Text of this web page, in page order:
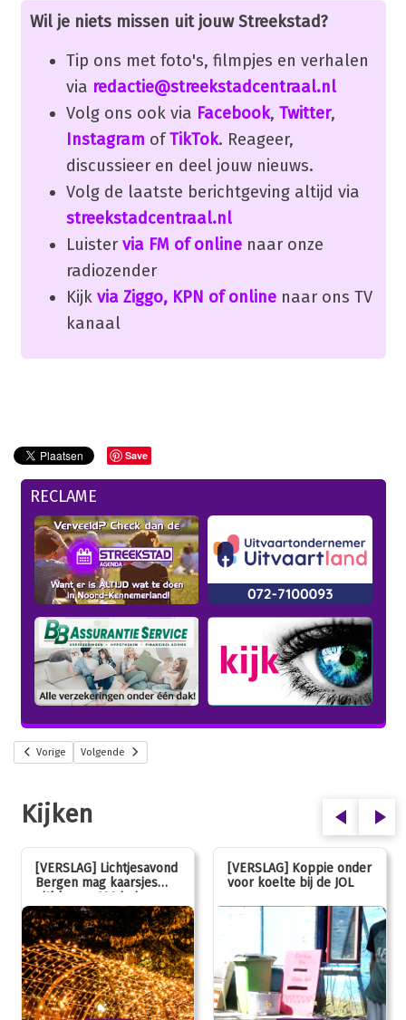
Wil je niets missen uit jouw Streekstad?
Tip ons met foto's, filmpjes en verhalen
via redactie@streekstadcentraal.nl
Volg ons ook via Facebook, Twitter,
Instagram ofTikTok. Reageer,
discussieer en deel jouw nieuws.
Volg de laatste berichtgeving altijd via
streekstadcentraal.nl
Luister via FM of onlinenaar onze
radiozender
Kijk via Ziggo, KPN of onlinenaar ons TV
kanaal
Save
RECLAME
Vorige Volgende
Kijken
[VERSLAG] Lichtjesavond
Bergen mag kaarsjes
uitblazen: 100 jarig
jubileum!
[VERSLAG] Koppie onder
voor koelte bij de JOL